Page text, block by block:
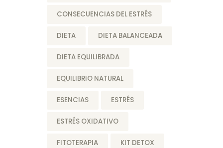
CONSECUENCIAS DEL ESTRÉS
DIETA DIETA BALANCEADA
DIETA EQUILIBRADA
EQUILIBRIO NATURAL
ESENCIAS ESTRÉS
ESTRÉS OXIDATIVO
FITOTERAPIA KIT DETOX